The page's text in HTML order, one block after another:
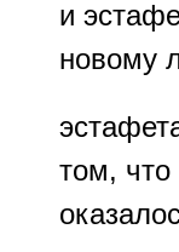
и
новому
том,